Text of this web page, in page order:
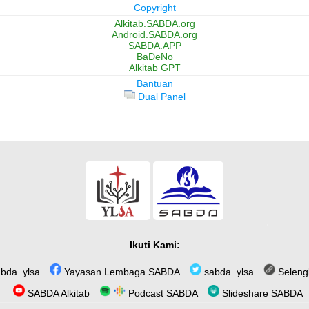
Copyright
Alkitab.SABDA.org
Android.SABDA.org
SABDA.APP
BaDeNo
Alkitab GPT
Bantuan
Dual Panel
Ikuti Kami:
Yayasan Lembaga SABDA sabda_ylsa
SABDA Alkitab
Podcast SABDA Slideshare SABDA